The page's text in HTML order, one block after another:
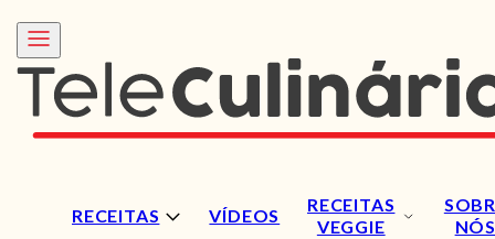
RECEITAS VÍDEOS
RECEITAS
VEGGIE
NÓS